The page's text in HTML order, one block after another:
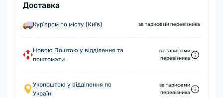
Доставка
Курʼєром по місту (Київ) за тарифами перевізника
Новою Поштою у відділення та
поштомати
за тарифами
перевізника
Укрпоштою у відділення по
Україні
за тарифами
перевізника